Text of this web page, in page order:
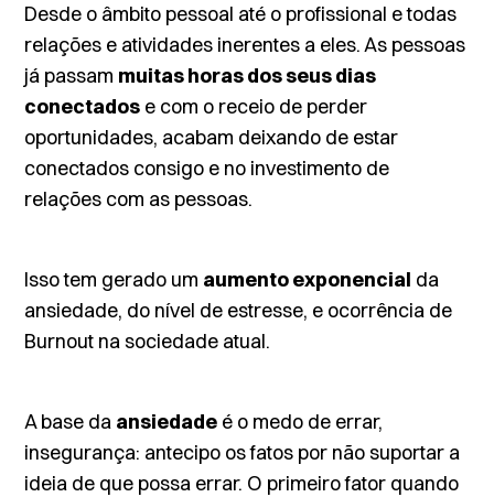
Desde o âmbito pessoal até o profissional e todas
relações e atividades inerentes a eles. As pessoas
já passam muitas horas dos seus dias
conectados e com o receio de perder
oportunidades, acabam deixando de estar
conectados consigo e no investimento de
relações com as pessoas.
Isso tem gerado um aumento exponencial da
ansiedade, do nível de estresse, e ocorrência de
Burnout na sociedade atual.
A base da ansiedade é o medo de errar,
insegurança: antecipo os fatos por não suportar a
ideia de que possa errar. O primeiro fator quando